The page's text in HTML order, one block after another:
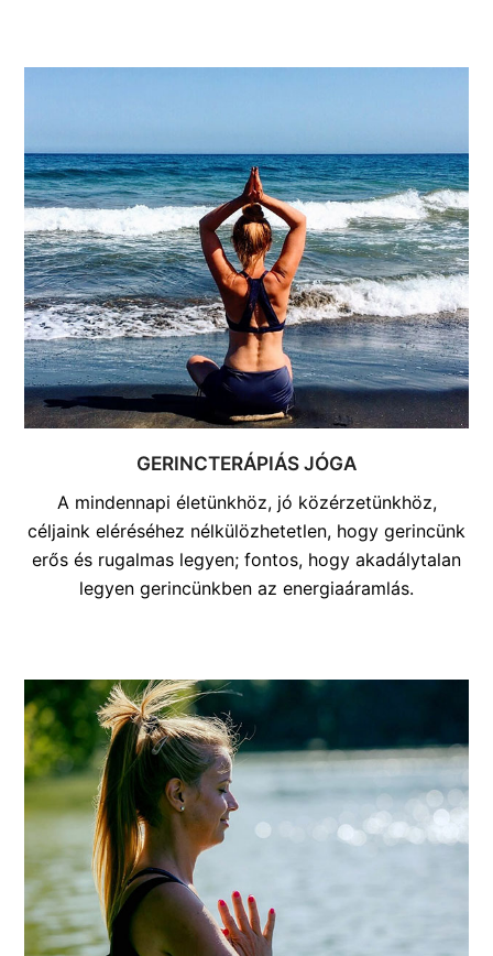
GERINCTERÁPIÁS JÓGA
A mindennapi életünkhöz, jó közérzetünkhöz,
céljaink eléréséhez nélkülözhetetlen, hogy gerincünk
erős és rugalmas legyen; fontos, hogy akadálytalan
legyen gerincünkben az energiaáramlás.